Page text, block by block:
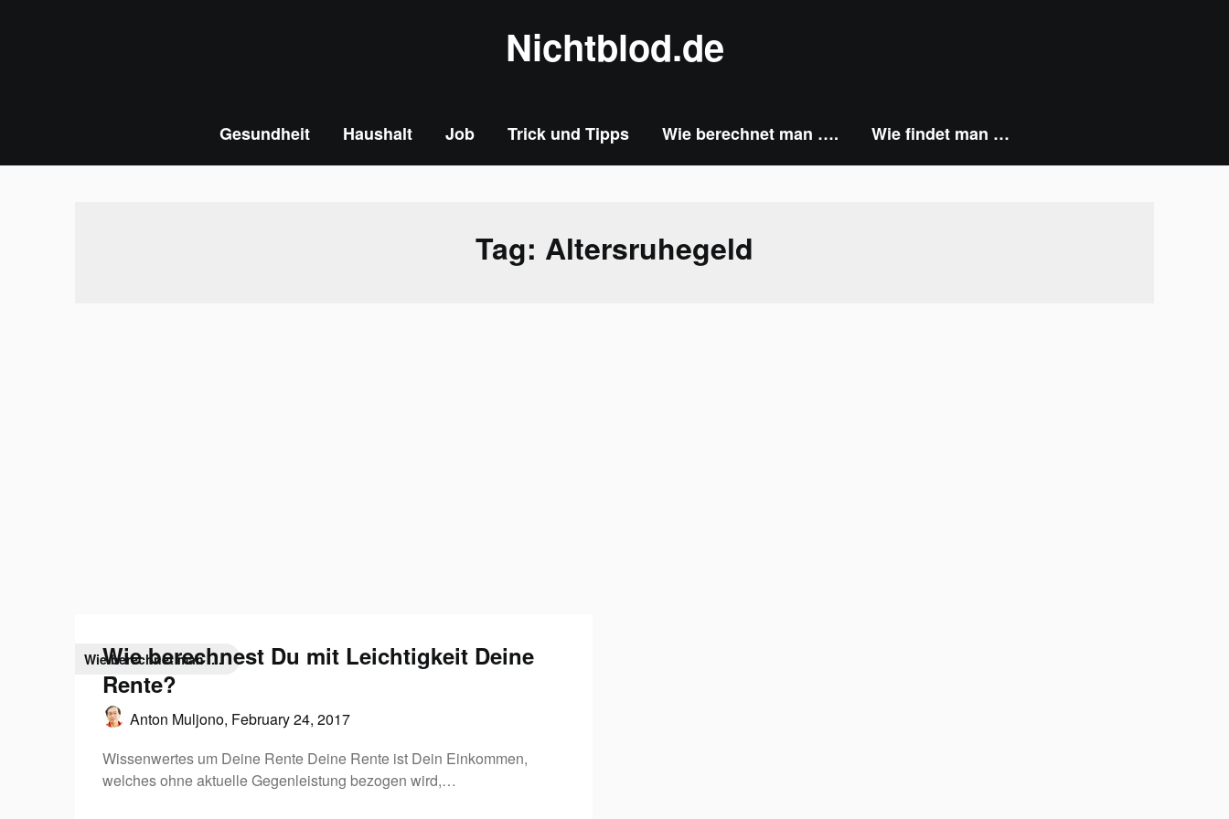
Nichtblod.de
Gesundheit Haushalt Job Trick und Tipps Wie berechnet man …. Wie findet man …
Tag: Altersruhegeld
Wie berechnet man ....
Wie berechnest Du mit Leichtigkeit Deine
Rente?
Anton Muljono, February 24, 2017
Wissenwertes um Deine Rente Deine Rente ist Dein Einkommen,
welches ohne aktuelle Gegenleistung bezogen wird,…